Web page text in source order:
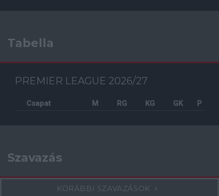
Tabella
PREMIER LEAGUE 2026/27
Csapat M RG KG GK P
Szavazás
KORÁBBI SZAVAZÁSOK